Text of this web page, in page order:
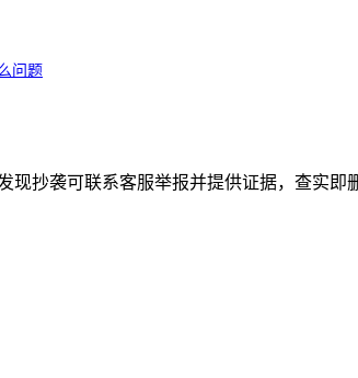
问题
抄袭可联系客服举报并提供证据，查实即